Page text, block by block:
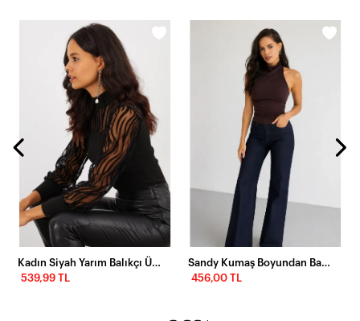
Kadın Siyah Yarım Balıkçı Üstü Tül Kaşkorse Bluz Yİ2401
539,99 TL
Sandy Kumaş Boyundan Bağlamalı Bluz
456,00 TL